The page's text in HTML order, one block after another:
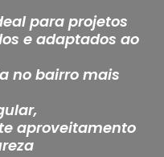
para projetos
e adaptados ao
no bairro mais
aproveitamento